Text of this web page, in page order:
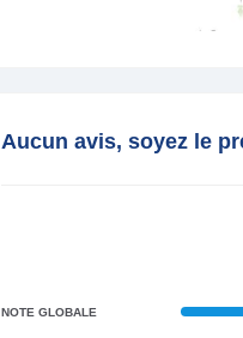
Aucun avis, soyez le
NOTE GLOBALE